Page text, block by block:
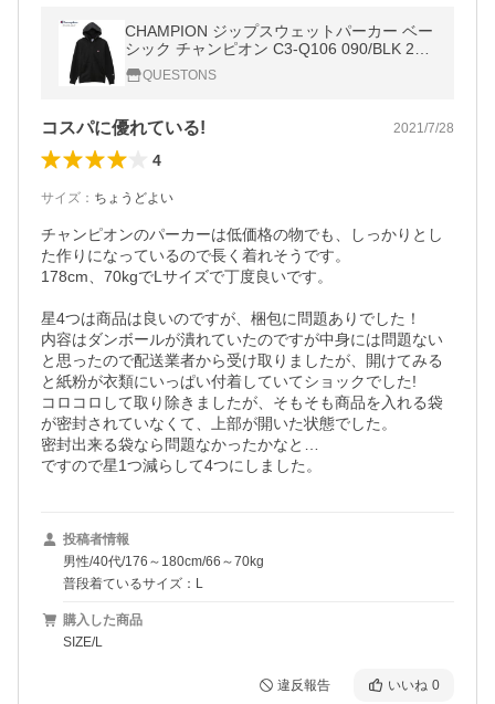
CHAMPION ジップスウェットパーカー ベー
シック チャンピオン C3-Q106 090/BLK 201
9FW HOOD
QUESTONS
コスパに優れている! 2021/7/28
4
サイズ ： ちょうどよい
チャンピオンのパーカーは低価格の物でも、しっかりとし
た作りになっているので長く着れそうです。
178cm、70kgでLサイズで丁度良いです。
星4つは商品は良いのですが、梱包に問題ありでした！
内容はダンボールが潰れていたのですが中身には問題ない
と思ったので配送業者から受け取りましたが、開けてみる
と紙粉が衣類にいっぱい付着していてショックでした!
コロコロして取り除きましたが、そもそも商品を入れる袋
が密封されていなくて、上部が開いた状態でした。
密封出来る袋なら問題なかったかなと…
ですので星1つ減らして4つにしました。
投稿者情報
男性/40代/176～180cm/66～70kg
普段着ているサイズ：L
購入した商品
SIZE/L
違反報告 いいね 0